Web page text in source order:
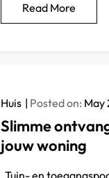
Read More
Huis Posted on: May
Slimme
jouw woning
Tuin- en